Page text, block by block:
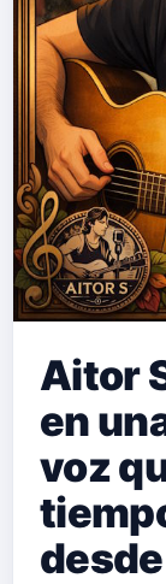
Aitor
en
voz